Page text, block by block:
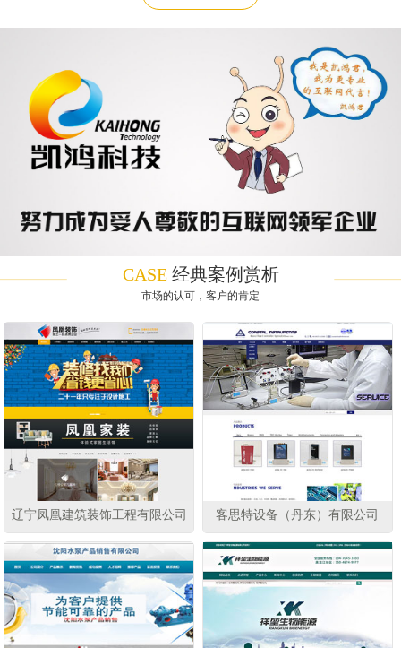
CASE经典案例赏析
市场的认可，客户的肯定
辽宁凤凰建筑装饰工程有限公司 客思特设备（丹东）有限公司